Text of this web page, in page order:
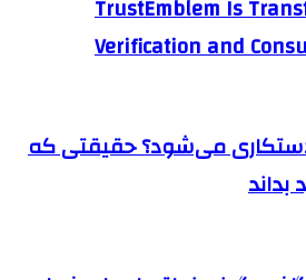
TrustEmblem Is
Verification and
دستکاری می‌شود؟ حقیقتی که
بداند